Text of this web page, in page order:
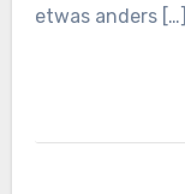
etwas anders […]